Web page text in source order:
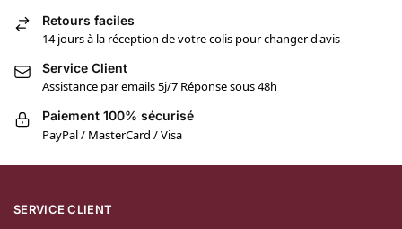
Retours faciles
14 jours à la réception de votre colis pour changer d'avis
Service Client
Assistance par emails 5j/7 Réponse sous 48h
Paiement 100% sécurisé
PayPal / MasterCard / Visa
SERVICE CLIENT